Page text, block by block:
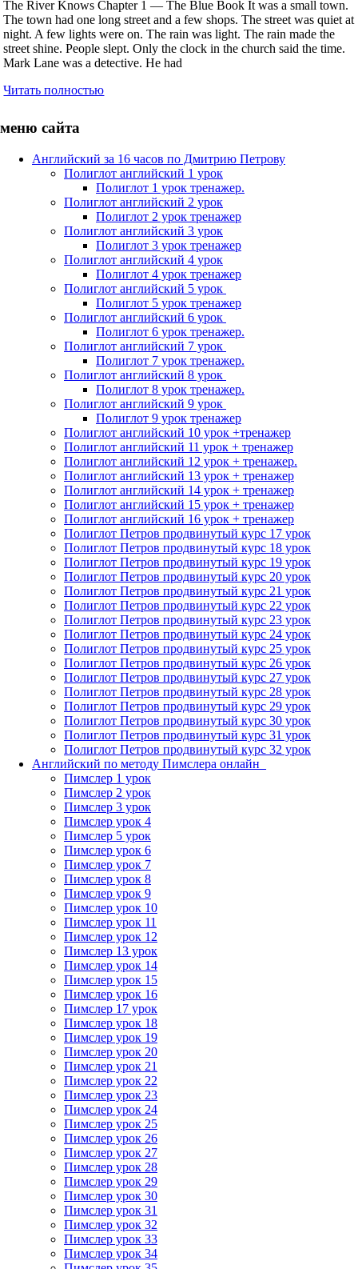
The River Knows Chapter 1 — The Blue Book It was a small town.
The town had one long street and a few shops. The street was quiet at
night. A few lights were on. The rain was light. The rain made the
street shine. People slept. Only the clock in the church said the time.
Mark Lane was a detective. He had
Читать полностью
меню сайта
Английский за 16 часов по Дмитрию Петрову
Полиглот английский 1 урок
Полиглот 1 урок тренажер.
Полиглот английский 2 урок
Полиглот 2 урок тренажер
Полиглот английский 3 урок
Полиглот 3 урок тренажер
Полиглот английский 4 урок
Полиглот 4 урок тренажер
Полиглот английский 5 урок
Полиглот 5 урок тренажер
Полиглот английский 6 урок
Полиглот 6 урок тренажер.
Полиглот английский 7 урок
Полиглот 7 урок тренажер.
Полиглот английский 8 урок
Полиглот 8 урок тренажер.
Полиглот английский 9 урок
Полиглот 9 урок тренажер
Полиглот английский 10 урок +тренажер
Полиглот английский 11 урок + тренажер
Полиглот английский 12 урок + тренажер.
Полиглот английский 13 урок + тренажер
Полиглот английский 14 урок + тренажер
Полиглот английский 15 урок + тренажер
Полиглот английский 16 урок + тренажер
Полиглот Петров продвинутый курс 17 урок
Полиглот Петров продвинутый курс 18 урок
Полиглот Петров продвинутый курс 19 урок
Полиглот Петров продвинутый курс 20 урок
Полиглот Петров продвинутый курс 21 урок
Полиглот Петров продвинутый курс 22 урок
Полиглот Петров продвинутый курс 23 урок
Полиглот Петров продвинутый курс 24 урок
Полиглот Петров продвинутый курс 25 урок
Полиглот Петров продвинутый курс 26 урок
Полиглот Петров продвинутый курс 27 урок
Полиглот Петров продвинутый курс 28 урок
Полиглот Петров продвинутый курс 29 урок
Полиглот Петров продвинутый курс 30 урок
Полиглот Петров продвинутый курс 31 урок
Полиглот Петров продвинутый курс 32 урок
Английский по методу Пимслера онлайн_
Пимслер 1 урок
Пимслер 2 урок
Пимслер 3 урок
Пимслер урок 4
Пимслер 5 урок
Пимслер урок 6
Пимслер урок 7
Пимслер урок 8
Пимслер урок 9
Пимслер урок 10
Пимслер урок 11
Пимслер урок 12
Пимслер 13 урок
Пимслер урок 14
Пимслер урок 15
Пимслер урок 16
Пимслер 17 урок
Пимслер урок 18
Пимслер урок 19
Пимслер урок 20
Пимслер урок 21
Пимслер урок 22
Пимслер урок 23
Пимслер урок 24
Пимслер урок 25
Пимслер урок 26
Пимслер урок 27
Пимслер урок 28
Пимслер урок 29
Пимслер урок 30
Пимслер урок 31
Пимслер урок 32
Пимслер урок 33
Пимслер урок 34